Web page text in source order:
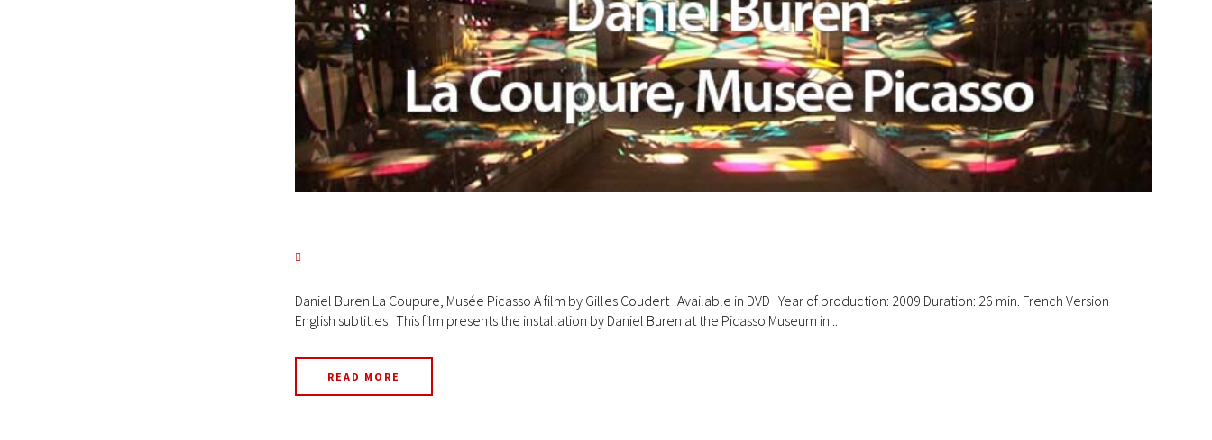
Daniel Buren La Coupure, Musée Picasso A film by Gilles Coudert Available in DVD Year of production: 2009 Duration: 26 min. French Version
English subtitles This film presents the installation by Daniel Buren at the Picasso Museum in...
READ MORE